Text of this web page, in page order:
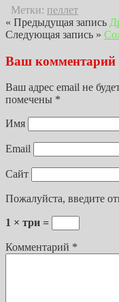
Метки: пеллет
« Предыдущая запись
Следующая запись »
Ваш комментарий
Ваш адрес email не
помечены *
Имя
Email
Сайт
Пожалуйста, введите
1 × три =
Комментарий *